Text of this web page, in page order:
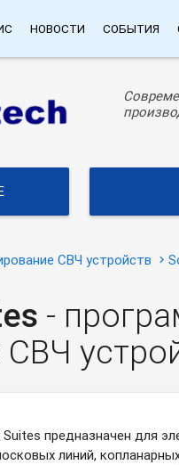
НОВОСТИ СОБЫТИЯ
СВЧ устройств
-
предназначен для
линий,